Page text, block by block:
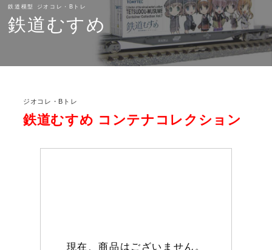
鉄道模型 ジオコレ・Bトレ
鉄道むすめ
ジオコレ・Bトレ
鉄道むすめ コンテナコレクション
現在、商品はございません。